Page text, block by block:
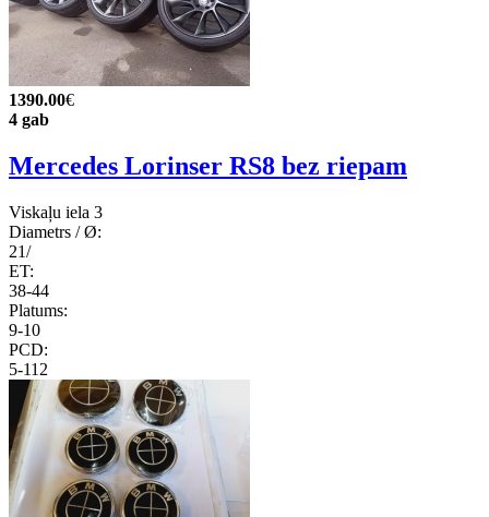
1390.00€
4 gab
Mercedes Lorinser RS8 bez riepam
Viskaļu iela 3
Diametrs / Ø:
21/
ET:
38-44
Platums:
9-10
PCD:
5-112